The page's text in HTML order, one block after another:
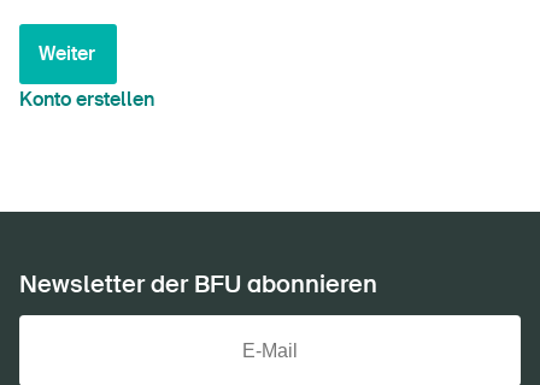
Weiter
Konto erstellen
Newsletter der BFU abonnieren